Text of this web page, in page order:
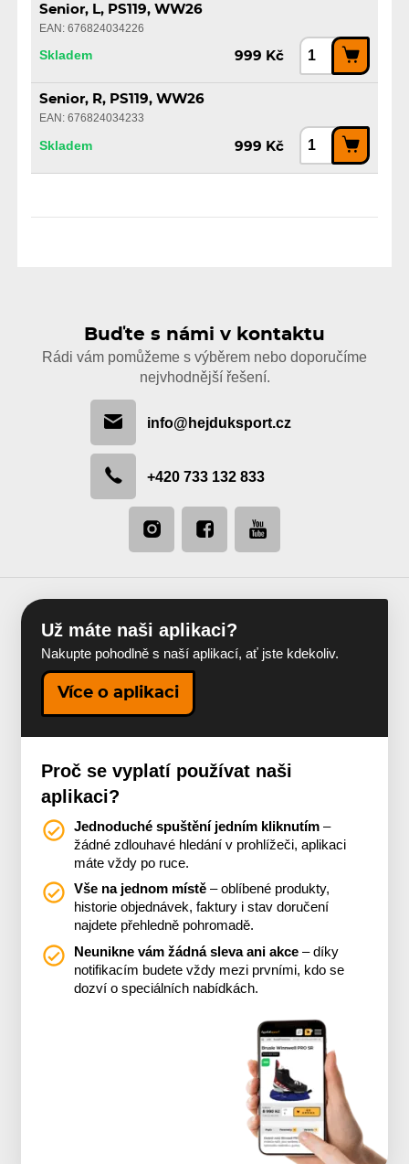
Senior, L, PS119, WW26
EAN: 676824034226
Skladem 999 Kč
Senior, R, PS119, WW26
EAN: 676824034233
Skladem 999 Kč
Buďte s námi v kontaktu
Rádi vám pomůžeme s výběrem nebo doporučíme
nejvhodnější řešení.
info@hejduksport.cz
+420 733 132 833
Už máte naši aplikaci?
Nakupte pohodlně s naší aplikací, ať jste kdekoliv.
Více o aplikaci
Proč se vyplatí používat naši
aplikaci?
Jednoduché spuštění jedním kliknutím –
žádné zdlouhavé hledání v prohlížeči, aplikaci
máte vždy po ruce.
Vše na jednom místě – oblíbené produkty,
historie objednávek, faktury i stav doručení
najdete přehledně pohromadě.
Neunikne vám žádná sleva ani akce – díky
notifikacím budete vždy mezi prvními, kdo se
dozví o speciálních nabídkách.